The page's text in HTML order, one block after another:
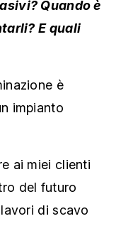
Quando è
E quali
è
impianto
ai miei clienti
del futuro
di scavo